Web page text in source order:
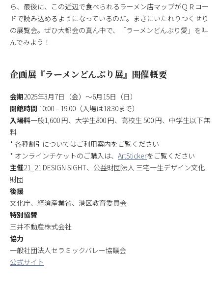
ら、最後に、この近辺で食べられるラーメン店マップがＱＲコー
ドで読み込めるようになっているのだ。まさにいたれりつくせり
の展覧会。ぜひ大都会の真ん中で、「ラーメンどんぶり愛」を叫
んでみよう！
企画展『ラーメンどんぶり展』開催概要
会期2025年3月7日（金）～6月15日（日）
開館時間 10:00 – 19:00（入場は18:30まで）
入場料一般1,600 円、大学生800 円、高校生 500 円、中学生以下無
料
* 各種割引についてはご利用案内をご覧ください
* オンラインチケットのご購入は、 ArtStickerをご覧ください
主催21_21 DESIGN SIGHT、公益財団法人 三宅一生デザイン文化
財団
後援
文化庁、経済産業省、港区教育委員会
特別協賛
三井不動産株式会社
協力
一般社団法人セラミックバレー協議会
公式サイト